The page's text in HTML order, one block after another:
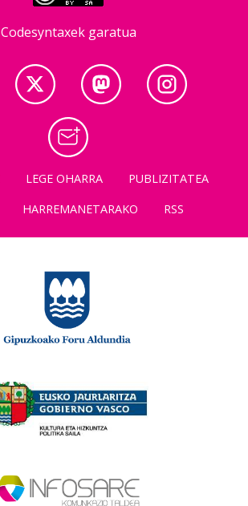
Codesyntaxek garatua
LEGE OHARRA
PUBLIZITATEA
HARREMANETARAKO RSS